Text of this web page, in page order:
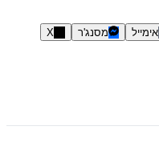
אימייל מסנג'ר X